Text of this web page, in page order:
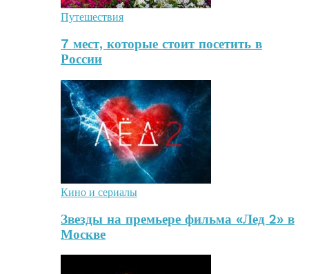
Путешествия
7 мест, которые стоит посетить в
России
Кино и сериалы
Звезды на премьере фильма «Лед 2» в
Москве